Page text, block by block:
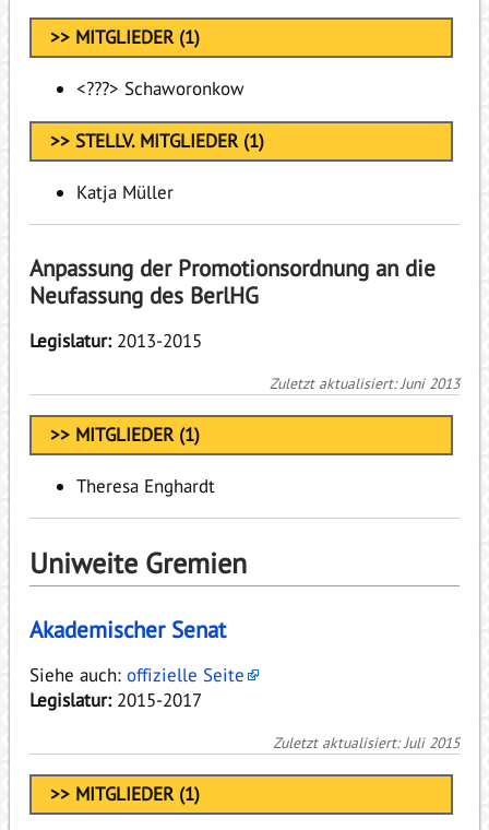
>> MITGLIEDER (1)
<???> Schaworonkow
>> STELLV. MITGLIEDER (1)
Katja Müller
Anpassung der Promotionsordnung an die
Neufassung des BerlHG
Legislatur:2013-2015
Zuletzt aktualisiert: Juni 2013
>> MITGLIEDER (1)
Theresa Enghardt
Uniweite Gremien
Akademischer Senat
Siehe auch: offizielle Seite
Legislatur:2015-2017
Zuletzt aktualisiert: Juli 2015
>> MITGLIEDER (1)